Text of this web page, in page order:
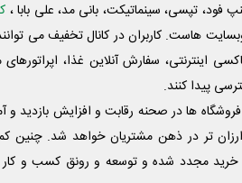
فود، تپسی، سینماتیکت، بانی مد، علی‌ بابا ،
‌هاست. کاربران در کانال تخفیف می
سفارش آنلاین غذا، اپراتورهای
پیدا کنند.
ها در صحنه رقابت و افزایش بازدید و
تر در ذهن مشتریان خواهد شد. چنین
خرید مجدد شده و توسعه و رونق کسب و